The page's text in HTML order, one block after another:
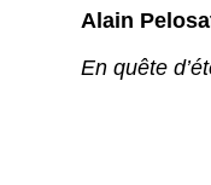
Alain
En quête